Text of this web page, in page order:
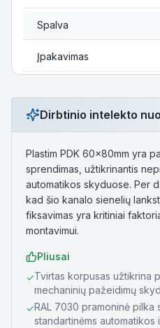
Spalva
Įpakavimas
Dirbtinio intelekto
Plastim PDK 60x80mm yra
sprendimas, užtikrinantis
automatikos skyduose. Per
kad šio kanalo sienelių
fiksavimas yra kritiniai
montavimui.
Pliusai
✓Tvirtas korpusas užtikrina
mechaninių pažeidimų
✓RAL 7030 pramoninė pilka
standartinėms automatikos